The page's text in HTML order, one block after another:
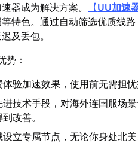
器成为解决方案。 【UU加速
特色。通过自动筛选优质线
及丢包。
势：
体验加速效果，使用前无需担忧
进技术手段，对海外连国服场
改善。
设立专属节点，无论你身处北